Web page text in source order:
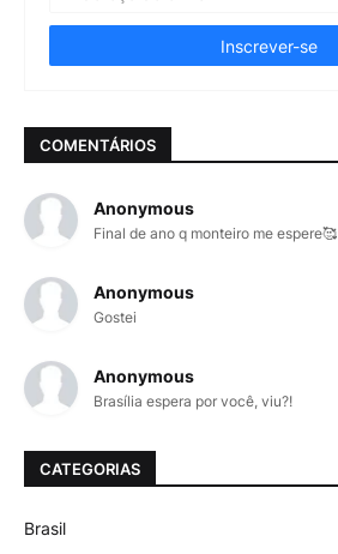
COMENTÁRIOS
Anonymous
Final de ano q monteiro me espere🥰
Anonymous
Gostei
Anonymous
Brasília espera por você, viu?!
CATEGORIAS
Brasil